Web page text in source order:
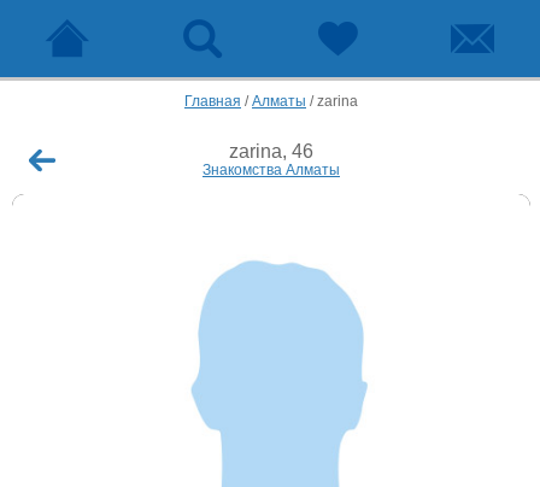
Главная /Алматы /zarina
zarina, 46
Знакомства Алматы